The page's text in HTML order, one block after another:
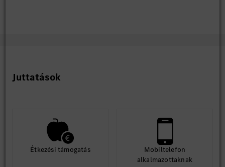
Juttatások
Étkezési támogatás
Mobiltelefon
alkalmazottaknak